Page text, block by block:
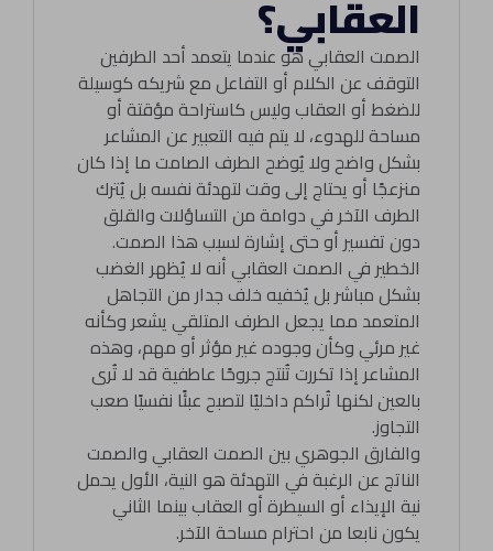
العقابي؟
الصمت العقابي هو عندما يتعمد أحد الطرفين
التوقف عن الكلام أو التفاعل مع شريكه كوسيلة
للضغط أو العقاب وليس كاستراحة مؤقتة أو
مساحة للهدوء، لا يتم فيه التعبير عن المشاعر
بشكل واضح ولا يُوضح الطرف الصامت ما إذا كان
منزعجًا أو يحتاج إلى وقت لتهدئة نفسه بل يُترك
الطرف الآخر في دوامة من التساؤلات والقلق
دون تفسير أو حتى إشارة لسبب هذا الصمت.
الخطير في الصمت العقابي أنه لا يُظهر الغضب
بشكل مباشر بل يُخفيه خلف جدار من التجاهل
المتعمد مما يجعل الطرف المتلقي يشعر وكأنه
غير مرئي وكأن وجوده غير مؤثر أو مهم، وهذه
المشاعر إذا تكررت تُنتج جروحًا عاطفية قد لا تُرى
بالعين لكنها تُراكم داخليًا لتصبح عبئًا نفسيًا صعب
التجاوز.
والفارق الجوهري بين الصمت العقابي والصمت
الناتج عن الرغبة في التهدئة هو النية، الأول يحمل
نية الإيذاء أو السيطرة أو العقاب بينما الثاني
يكون نابعا من احترام مساحة الآخر.